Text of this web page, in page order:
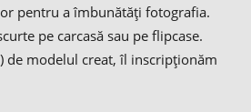
pentru a îmbunătăți fotografia.
pe carcasă sau pe flipcase.
de modelul creat, îl inscripționăm